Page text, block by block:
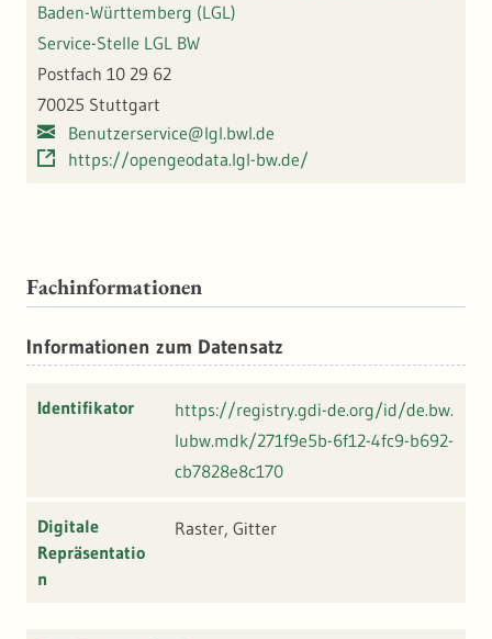
Baden-Württemberg (LGL)
Service-Stelle LGL BW
Postfach 10 29 62
70025 Stuttgart
Benutzerservice@lgl.bwl.de
https://opengeodata.lgl-bw.de/
Fachinformationen
Informationen zum Datensatz
Identifikator
https://registry.gdi-de.org/id/de.bw.
lubw.mdk/271f9e5b-6f12-4fc9-b692-
cb7828e8c170
Digitale
Repräsentatio
n
Raster, Gitter